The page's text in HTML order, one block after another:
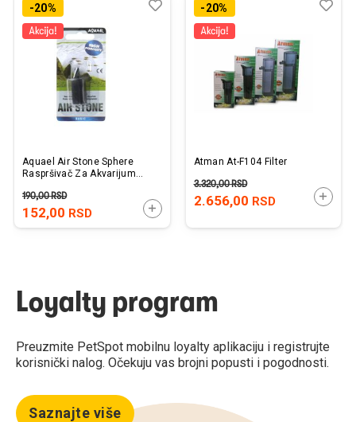
-20%
Aquael Air Stone Sphere
Raspršivač Za Akvarijum
152,00 RSD
190,00RSD
DODAJTE U KORPU
Dodaj
Uporedi-20%
Atman At-F104 Filter
2.656,00 RSD
3.320,00RSD
Loyalty program
Preuzmite PetSpot mobilnu loyalty aplikaciju i registrujte
korisnički nalog. Očekuju vas brojni popusti i pogodnosti.
Saznajte više